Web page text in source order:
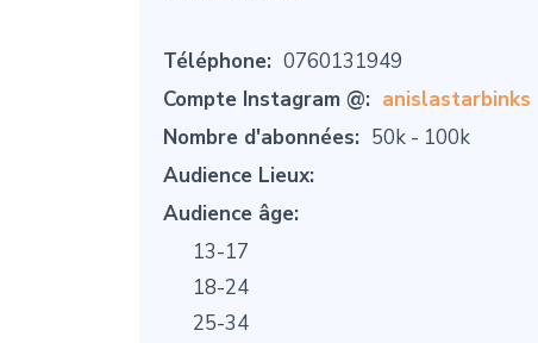
Téléphone: 0760131949
Compte Instagram @: anislastarbinks
Nombre d'abonnées: 50k - 100k
Audience Lieux:
Audience âge:
13-17
18-24
25-34